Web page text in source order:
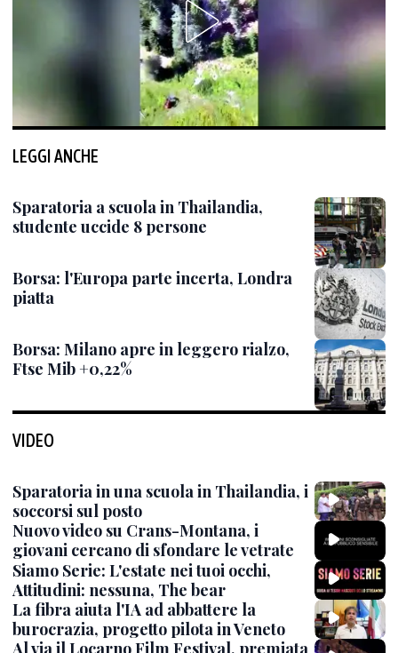
LEGGI ANCHE
Sparatoria a scuola in Thailandia,
studente uccide 8 persone
Borsa: l'Europa parte incerta, Londra
piatta
Borsa: Milano apre in leggero rialzo,
Ftse Mib +0,22%
VIDEO
Sparatoria in una scuola in Thailandia, i
soccorsi sul posto
Nuovo video su Crans-Montana, i
giovani cercano di sfondare le vetrate
Siamo Serie: L'estate nei tuoi occhi,
Attitudini: nessuna, The bear
La fibra aiuta l'IA ad abbattere la
burocrazia, progetto pilota in Veneto
Al via il Locarno Film Festival, premiata